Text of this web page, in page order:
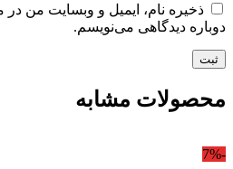
ذخیره نام، ایمیل و وبسایت من
دوباره دیدگاهی می‌نویسم.
محصولات مشابه
-7%